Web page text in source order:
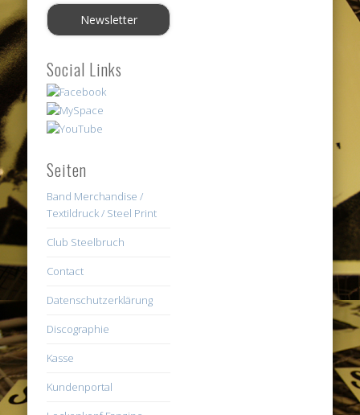
Social Links
Seiten
Band Merchandise /
Textildruck / Steel Print
Club Steelbruch
Contact
Datenschutzerklärung
Discographie
Kasse
Kundenportal